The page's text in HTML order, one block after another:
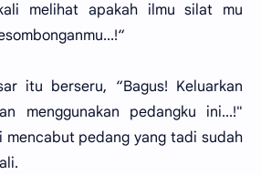
melihat apakah ilmu silat mu
itu berseru, “Bagus! Keluarkan
menggunakan pedangku ini...!"
mencabut pedang yang tadi sudah